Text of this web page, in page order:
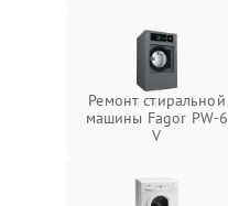
Ремонт стиральной
машины Fagor PW-6
V